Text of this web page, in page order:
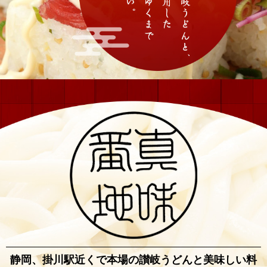
静岡、掛川駅近くで本場の讃岐うどんと 美味しい料